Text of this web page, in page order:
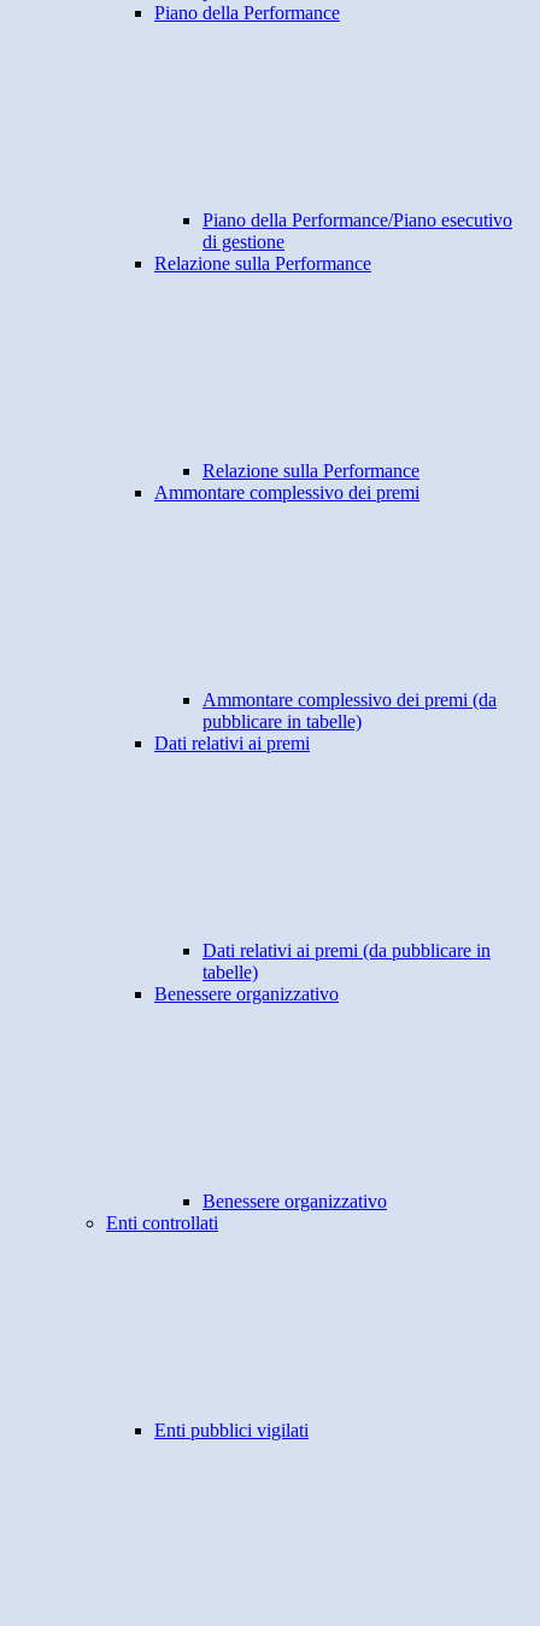
Piano della Performance
Piano della Performance/Piano esecutivo
di gestione
Relazione sulla Performance
Relazione sulla Performance
Ammontare complessivo dei premi
Ammontare complessivo dei premi (da
pubblicare in tabelle)
Dati relativi ai premi
Dati relativi ai premi (da pubblicare in
tabelle)
Benessere organizzativo
Benessere organizzativo
Enti controllati
Enti pubblici vigilati